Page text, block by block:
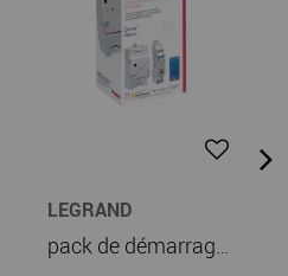
LEGRAND
pack de démarrage connecté drivia with netatmo : module control + 1 contacteur (412191)